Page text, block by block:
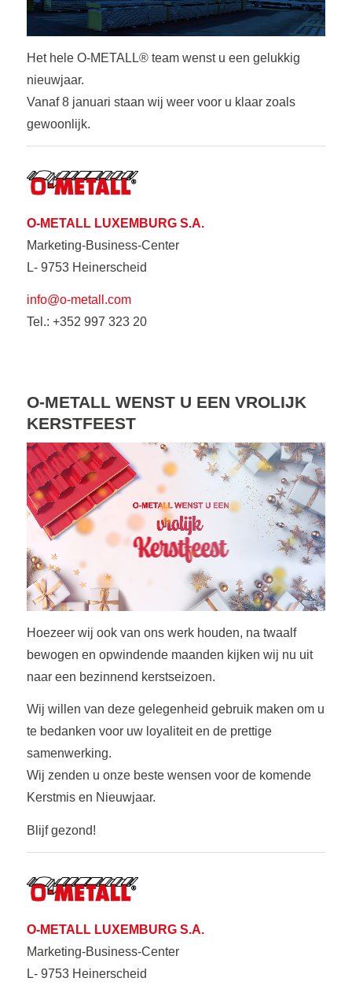
Het hele O-METALL® team wenst u een gelukkig
nieuwjaar.
Vanaf 8 januari staan wij weer voor u klaar zoals
gewoonlijk.
O-METALL LUXEMBURG S.A.
Marketing-Business-Center
L- 9753 Heinerscheid
info@o-metall.com
Tel.: +352 997 323 20
O-METALL WENST U EEN VROLIJK
KERSTFEEST
Hoezeer wij ook van ons werk houden, na twaalf
bewogen en opwindende maanden kijken wij nu uit
naar een bezinnend kerstseizoen.
Wij willen van deze gelegenheid gebruik maken om u
te bedanken voor uw loyaliteit en de prettige
samenwerking.
Wij zenden u onze beste wensen voor de komende
Kerstmis en Nieuwjaar.
Blijf gezond!
O-METALL LUXEMBURG S.A.
Marketing-Business-Center
L- 9753 Heinerscheid